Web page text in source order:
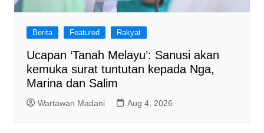
Berita Featured Rakyat
Ucapan ‘Tanah Melayu’: Sanusi akan
kemuka surat tuntutan kepada Nga,
Marina dan Salim
Wartawan Madani Aug 4, 2026